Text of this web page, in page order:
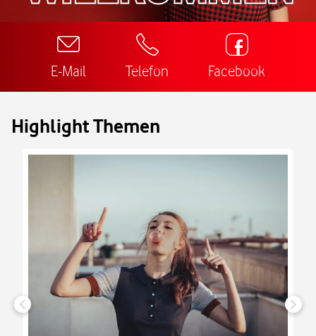
E-Mail Telefon Facebook
Highlight Themen